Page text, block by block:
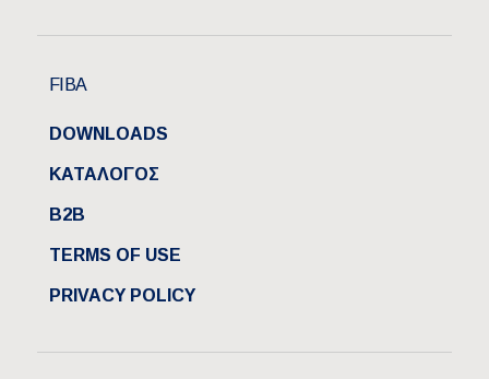
FIBA
DOWNLOADS
ΚΑΤΑΛΟΓΟΣ
B2B
TERMS OF USE
PRIVACY POLICY